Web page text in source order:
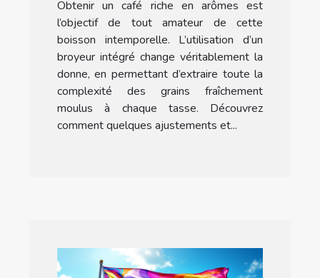
?
Obtenir un café riche en arômes est
l’objectif de tout amateur de cette
boisson intemporelle. L’utilisation d’un
broyeur intégré change véritablement la
donne, en permettant d’extraire toute la
complexité des grains fraîchement
moulus à chaque tasse. Découvrez
comment quelques ajustements et...